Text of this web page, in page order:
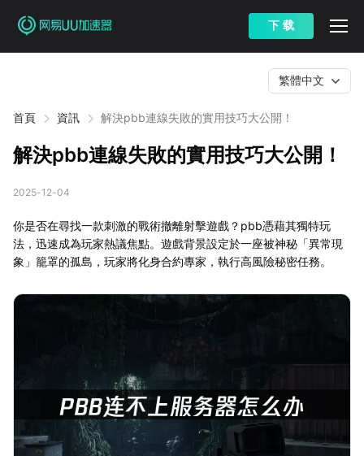
下 载
首頁 資訊 解決pbb連線失敗的實用技巧大公開！
繁體中文
解決pbb連線失敗的實用技巧大公開！
2025-12-04
你是否在尋找一款刺激的戰術撤離射擊遊戲？pbb憑藉其獨特玩
法，迅速成為玩家熱議焦點。遊戲背景設定於一座被神秘「異常現
象」籠罩的孤島，玩家將化身合約專家，執行高風險秘密任務。